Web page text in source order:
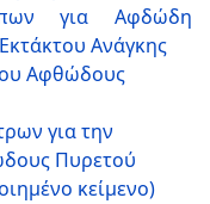
για Αφδώδη
Ανάγκης
Αφθώδους
για την
Πυρετού
κείμενο)